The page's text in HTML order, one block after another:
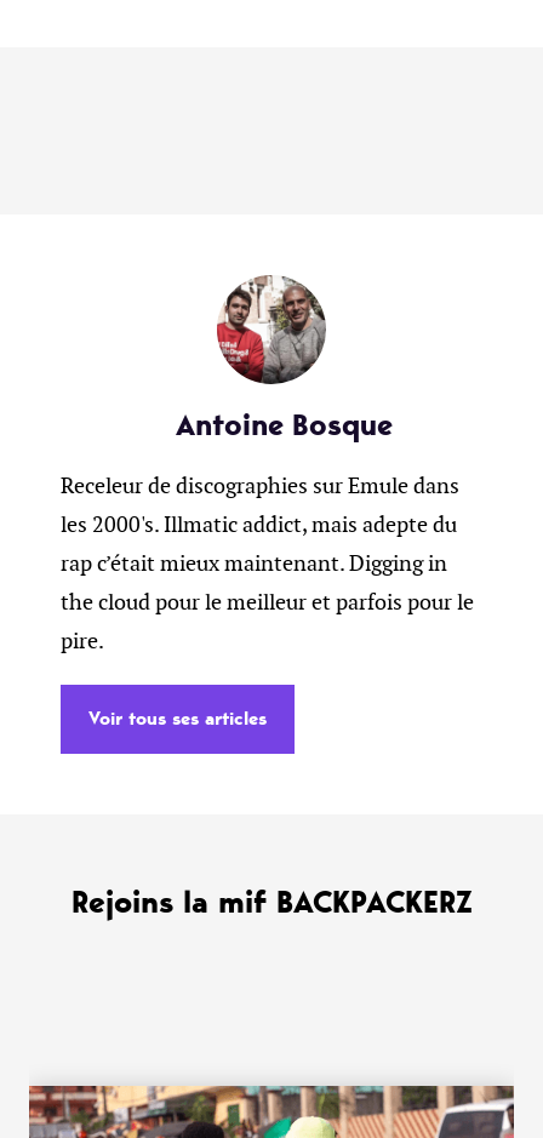
Antoine Bosque
Receleur de discographies sur Emule dans
les 2000's. Illmatic addict, mais adepte du
rap c’était mieux maintenant. Digging in
the cloud pour le meilleur et parfois pour le
pire.
Voir tous ses articles
Rejoins la mif BACKPACKERZ
WANT MORE ?